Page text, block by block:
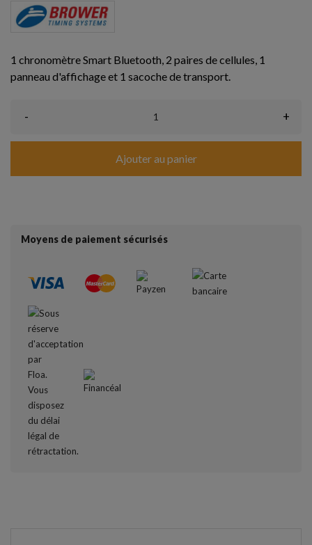
1 chronomètre Smart Bluetooth , 2 paires de cellules, 1
panneau d'affichage et 1 sacoche de transport.
- +
Ajouter au panier
Moyens de paiement sécurisés